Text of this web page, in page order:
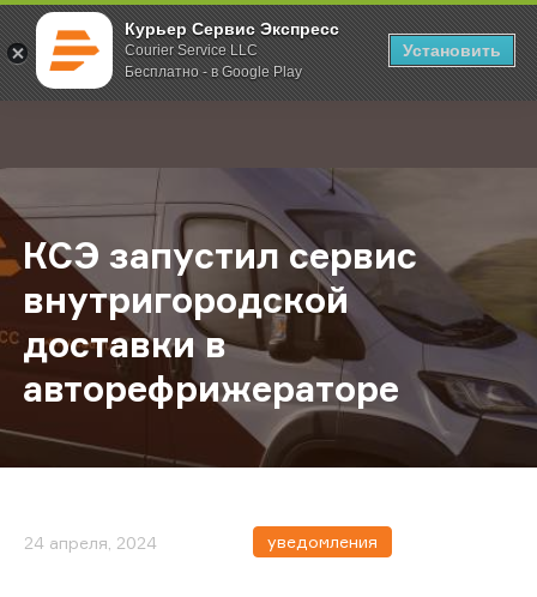
Курьер Сервис Экспресс
Courier Service LLC
Бесплатно - в Google Play
Установить
; Главная О компании Новости КСЭ запустил сервис
КСЭ запустил сервис
внутригородской
доставки в
авторефрижераторе
24 апреля, 2024 уведомления